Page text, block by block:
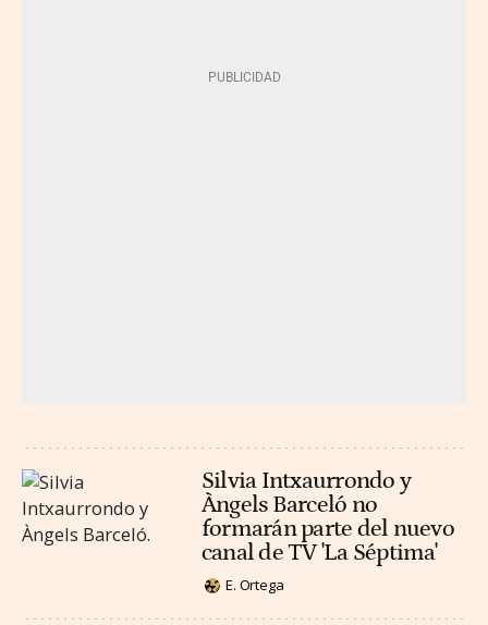
Silvia Intxaurrondo y
Àngels Barceló no
formarán parte del nuevo
canal de TV 'La Séptima'
E. Ortega